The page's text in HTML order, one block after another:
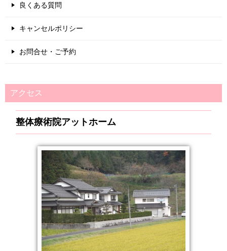
良くある質問
キャンセルポリシー
お問合せ・ご予約
アクセス
整体療術院アットホーム